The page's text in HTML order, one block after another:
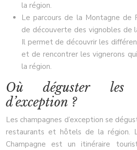
la région.
Le parcours de la Montagne de
de découverte des vignobles de
Il permet de découvrir les
et de rencontrer les vignerons
la région.
Où déguster les
d’exception ?
Les champagnes d’exception se
restaurants et hôtels de la région.
Champagne est un itinéraire